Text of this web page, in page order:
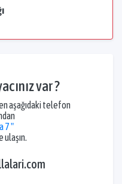
var ?
aşağıdaki telefon
7 "
ulaşın.